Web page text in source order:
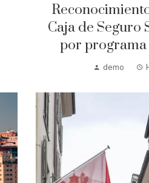
Caja de Seguro
por
demo